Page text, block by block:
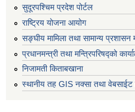
सुदूरपश्चिम प्रदेश पोर्टल
राष्ट्रिय योजना आयोग
सङ्‍घीय मामिला तथा सामान्य प्रशासन
प्रधानमन्त्री तथा मन्त्रिपरिषद्को
निजामती किताबखाना
स्थानीय तह GIS नक्सा तथा